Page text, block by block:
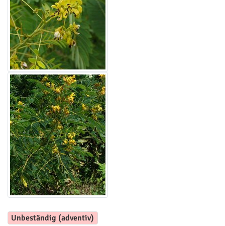
Unbeständig (adventiv)